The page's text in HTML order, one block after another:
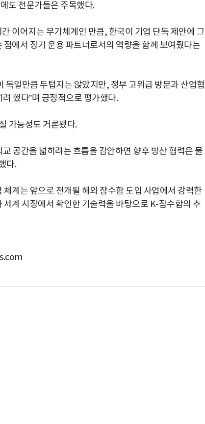
도 전문가들은 주목했다.
이어지는 무기체계인 만큼, 한국이 기업 단독 제안에 그
에서 장기 운용 파트너로서의 역량을 함께 보여줬다는
독일만큼 두텁지는 않았지만, 정부 고위급 방문과 산업협
했다”며 긍정적으로 평가했다.
가능성도 거론됐다.
공간을 넓히려는 흐름을 감안하면 향후 방산 협력은 물
다.
체계는 앞으로 전개될 해외 잠수함 도입 사업에서 강력한
세계 시장에서 확인한 기술력을 바탕으로 K-잠수함의 추